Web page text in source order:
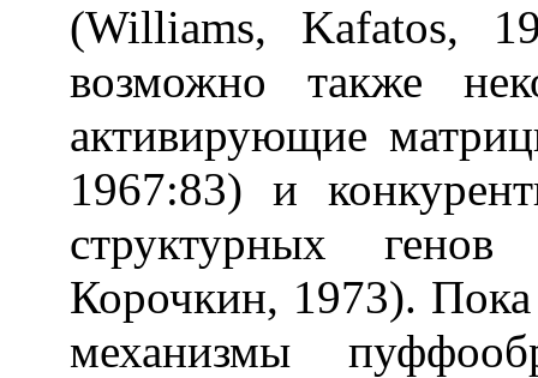
(Williams, Kafatos,
возможно также
активирующие
1967:83) и
структурных
Корочкин, 1973).
механизмы